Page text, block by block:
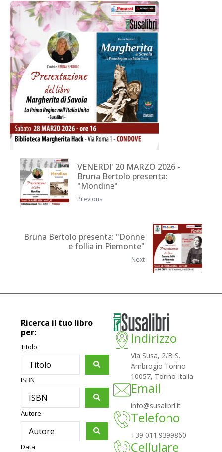
VENERDI' 20 MARZO 2026 -
Bruna Bertolo presenta:
"Mondine"
Previous
Bruna Bertolo presenta: "Donne
e follia in Piemonte"
Next
Ricerca il tuo libro
per:
Titolo
ISBN
Autore
Data
Indirizzo
Via Susa, 2/B S.
Ambrogio Torino
10057, Torino Italia
Email
info@susalibri.it
Telefono
+39 011.9399860
Cellulare